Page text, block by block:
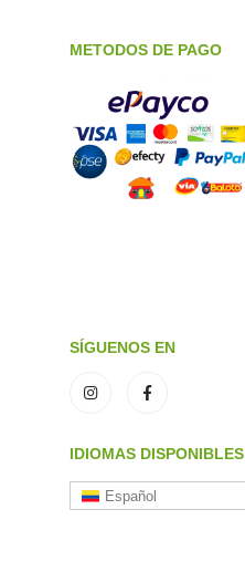
METODOS DE PAGO
SÍGUENOS EN
IDIOMAS DISPONIBLES
Español